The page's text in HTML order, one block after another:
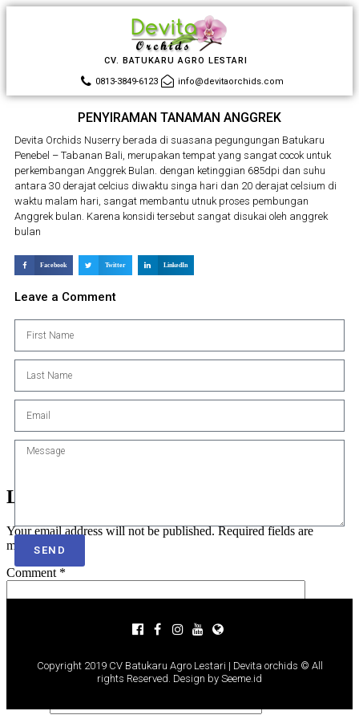
CV. BATUKARU AGRO LESTARI
0813-3849-6123
info@devitaorchids.com
PENYIRAMAN TANAMAN ANGGREK
Devita Orchids Nuserry berada di suasana pegungungan Batukaru
Penebel – Tabanan Bali, merupakantempat yang sangat cocok untuk
perkembangan Anggrek Bulan. dengan ketinggian 685dpi dan suhu
antara 30 derajat celcius diwaktu singa hari dan 20 derajat celsium di
waktu malam hari, sangat membantu utnuk proses pembungan
Anggrek bulan. Karena konsidi tersebut sangat disukai oleh anggrek
bulan
Facebook Twitter LinkedIn
Leave a Comment
SEND
Copyright 2019 CV Batukaru Agro Lestari | Devita orchids © All
rights Reserved. Design by Seeme.id
Leave a Reply
Your email address will not be published. Required fields are
marked*
Comment *